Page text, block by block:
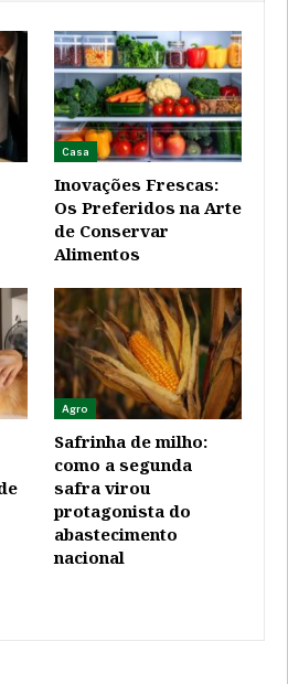
Casa
Inovações Frescas:
Os Preferidos na Arte
de Conservar
Alimentos
Agro
Safrinha de milho:
como a segunda
safra virou
protagonista do
abastecimento
nacional